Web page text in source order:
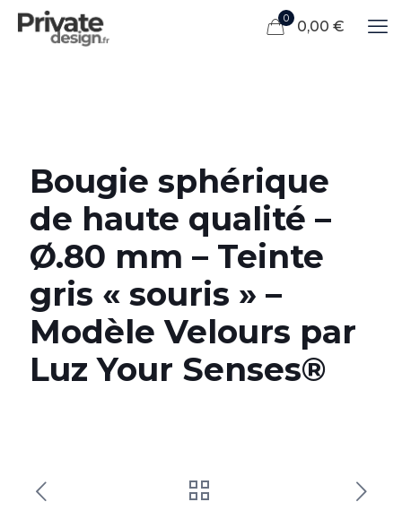
0 0,00 €
Bougie sphérique
de haute qualité –
Ø.80 mm – Teinte
gris « souris » –
Modèle Velours par
Luz Your Senses®